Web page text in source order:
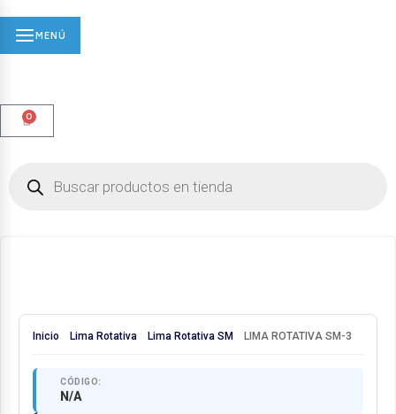
MENÚ
0
Inicio Lima Rotativa Lima Rotativa SM LIMA ROTATIVA SM-3
CÓDIGO:
N/A